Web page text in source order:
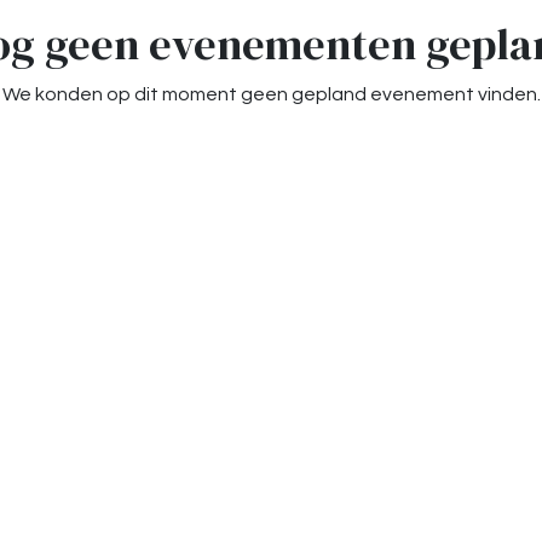
geen evenementen
We konden op dit moment geen gepland evenement vinden.